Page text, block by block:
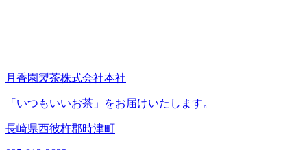
月香園製茶株式会社本社
「いつもいいお茶」をお届けいたします。
長崎県西彼杵郡時津町